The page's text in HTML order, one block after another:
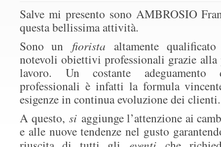
Salve mi presento sono AMBROSIO
questa bellissima attività.
Sono un fiorista altamente
notevoli obiettivi professionali grazie
lavoro. Un costante adeguamento
professionali è infatti la formula
esigenze in continua evoluzione dei clienti.
A questo, si aggiunge l’attenzione ai
e alle nuove tendenze nel gusto